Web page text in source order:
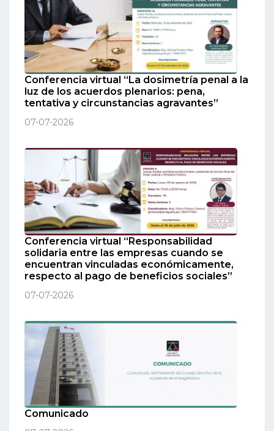
Conferencia virtual “La dosimetría penal a la
luz de los acuerdos plenarios: pena,
tentativa y circunstancias agravantes”
07-07-2026
Conferencia virtual “Responsabilidad
solidaria entre las empresas cuando se
encuentran vinculadas económicamente,
respecto al pago de beneficios sociales”
07-07-2026
Comunicado